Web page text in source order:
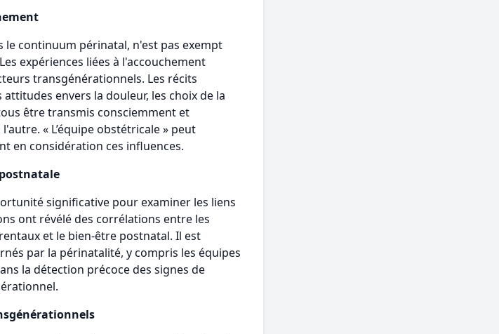
le continuum périnatal, n'est pas exempt
expériences liées à l'accouchement
transgénérationnels. Les récits
envers la douleur, les choix de la
être transmis consciemment et
« L’équipe obstétricale » peut
en considération ces influences.
significative pour examiner les liens
ont révélé des corrélations entre les
et le bien-être postnatal. Il est
par la périnatalité, y compris les équipes
la détection précoce des signes de